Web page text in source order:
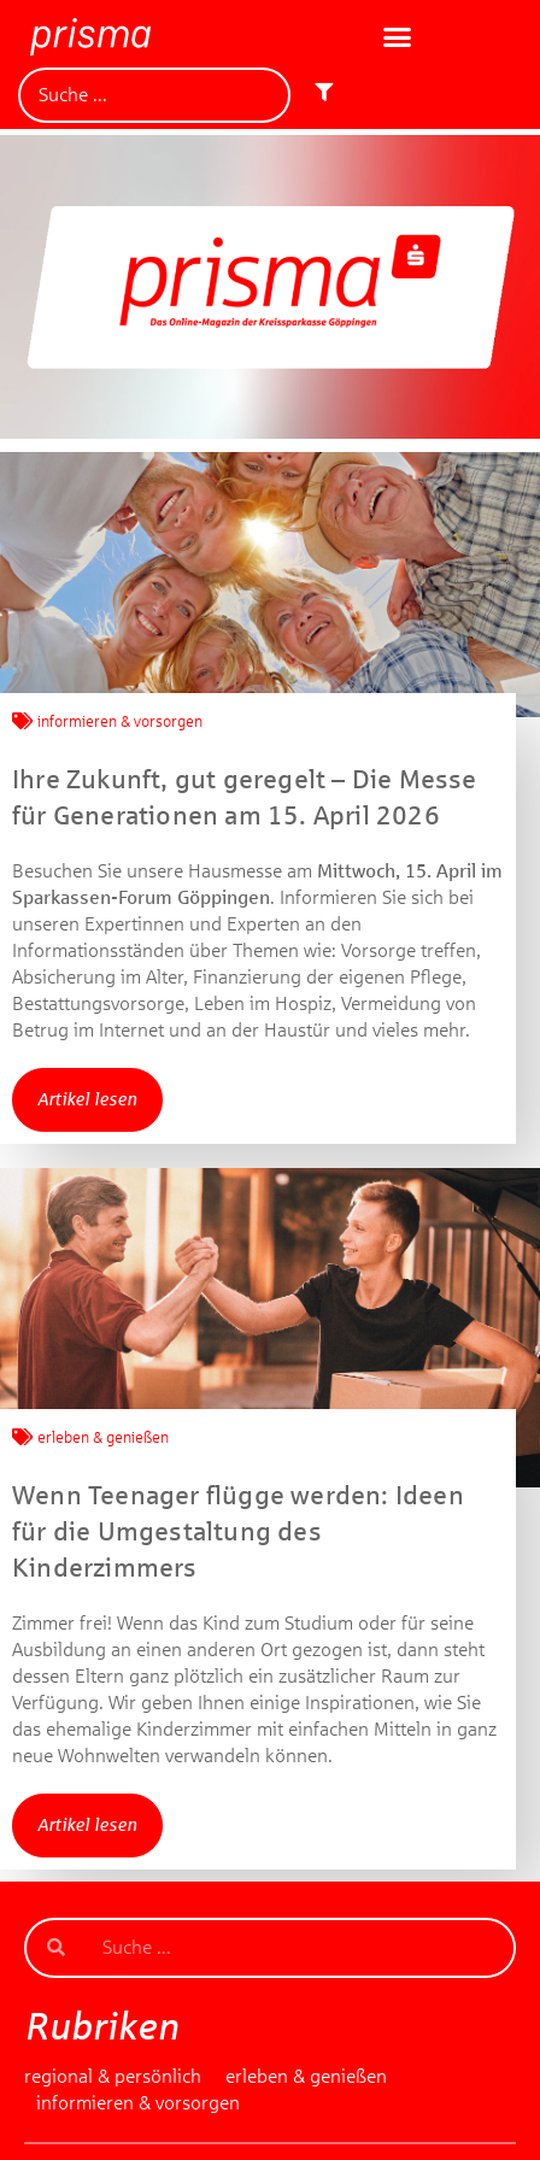
informieren & vorsorgen
Ihre Zukunft, gut geregelt – Die Messe
für Generationen am 15. April 2026
Besuchen Sie unsere Hausmesse am Mittwoch, 15. April im
Sparkassen-Forum Göppingen. Informieren Sie sich bei
unseren Expertinnen und Experten an den
Informationsständen über Themen wie: Vorsorge treffen,
Absicherung im Alter, Finanzierung der eigenen Pflege,
Bestattungsvorsorge, Leben im Hospiz, Vermeidung von
Betrug im Internet und an der Haustür und vieles mehr.
Artikel lesen
erleben & genießen
Wenn Teenager flügge werden: Ideen
für die Umgestaltung des
Kinderzimmers
Zimmer frei! Wenn das Kind zum Studium oder für seine
Ausbildung an einen anderen Ort gezogen ist, dann steht
dessen Eltern ganz plötzlich ein zusätzlicher Raum zur
Verfügung. Wir geben Ihnen einige Inspirationen, wie Sie
das ehemalige Kinderzimmer mit einfachen Mitteln in ganz
neue Wohnwelten verwandeln können.
Artikel lesen
Rubriken
regional & persönlich
erleben & genießen
informieren & vorsorgen
Jetzt mitmachen und
Dezember 2021 verlosen wir 10 Gutscheine des
Treffpunkt Gold der Kreissparkasse Göppingen im Wert
von je 30 Euro.
Beantworten Sie einfach folgende Frage:
Welches Jubiläum feiert die Kreissparkasse
Göppingen in diesem Jahr?
Gewinnspiel geschlossen